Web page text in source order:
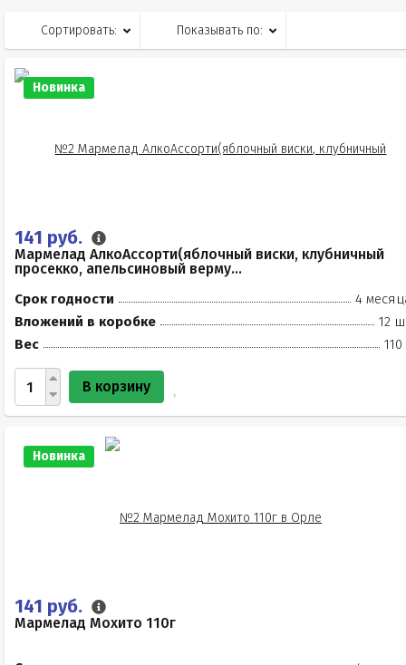
Сортировать: Показывать по:
Новинка
141 руб.
Мармелад АлкоАссорти(яблочный виски, клубничный
просекко, апельсиновый верму...
Срок годности
4
Вложений в коробке
12
Вес
110
В корзину
Новинка
141 руб.
Мармелад Мохито 110г